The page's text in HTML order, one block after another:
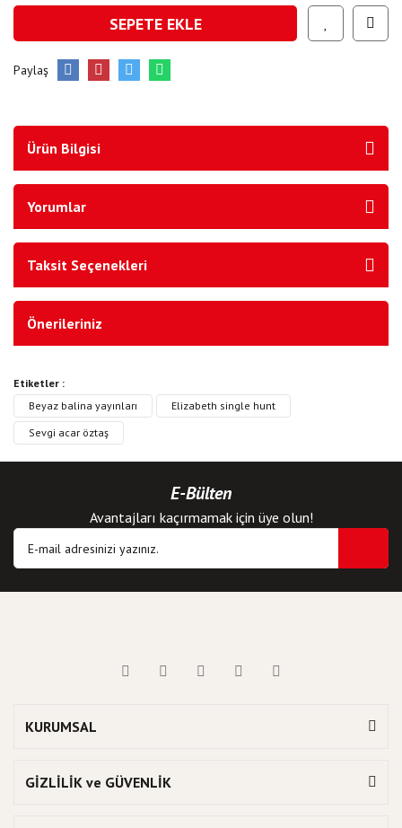
SEPETE EKLE
Paylaş
Ürün Bilgisi
Yorumlar
Taksit Seçenekleri
Önerileriniz
Etiketler :
Beyaz balina yayınları
Elizabeth single hunt
Sevgi acar öztaş
E-Bülten
Avantajları kaçırmamak için üye olun!
KURUMSAL
GİZLİLİK ve GÜVENLİK